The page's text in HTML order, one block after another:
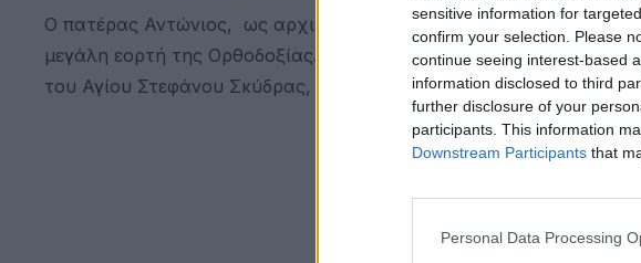
sensitive information for
confirm your selection. Please
continue seeing interest-based
information disclosed to third
further disclosure of your
participants. This information
Downstream Participants that
Personal Data Processing
Ο πατέρας Αντώνιος, ως αρχιερατικός Επίτροπος Σκύδρας
μεγάλη εορτή της Ορθοδοξίας. Αυτός ήταν λοιπόν ο λόγος που ο
του Αγίου Στεφάνου Σκύδρας, τον οποίο διακονεί χρόνια με